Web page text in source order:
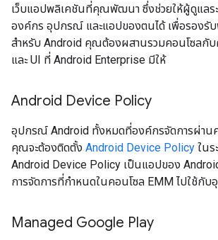
เว็บแอปพลิเคชันที่คุณพัฒนา ซึ่งช่วยให้ผู้ดูแลร
องค์กร อุปกรณ์ และแอปของตนได้ เพื่อรองรั
สำหรับ Android คุณต้องผสานรวมคอนโซลกั
และ UI ที่ Android Enterprise มีให้
Android Device Policy
อุปกรณ์ Android ทั้งหมดที่องค์กรจัดการผ่าน
คุณจะต้องติดตั้ง Android Device Policy ในร
Android Device Policy เป็นแอปของ
การจัดการที่กำหนดในคอนโซล EMM ไปใช้กั
Managed Google Play